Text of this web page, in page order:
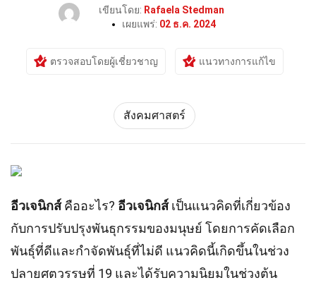
เขียนโดย: Rafaela Stedman
เผยแพร่: 02 ธ.ค. 2024
ตรวจสอบโดยผู้เชี่ยวชาญ แนวทางการแก้ไข
สังคมศาสตร์
อีวเจนิกส์คืออะไร? อีวเจนิกส์เป็นแนวคิดที่เกี่ยวข้อง
กับการปรับปรุงพันธุกรรมของมนุษย์ โดยการคัดเลือก
พันธุ์ที่ดีและกำจัดพันธุ์ที่ไม่ดี แนวคิดนี้เกิดขึ้นในช่วง
ปลายศตวรรษที่ 19 และได้รับความนิยมในช่วงต้น